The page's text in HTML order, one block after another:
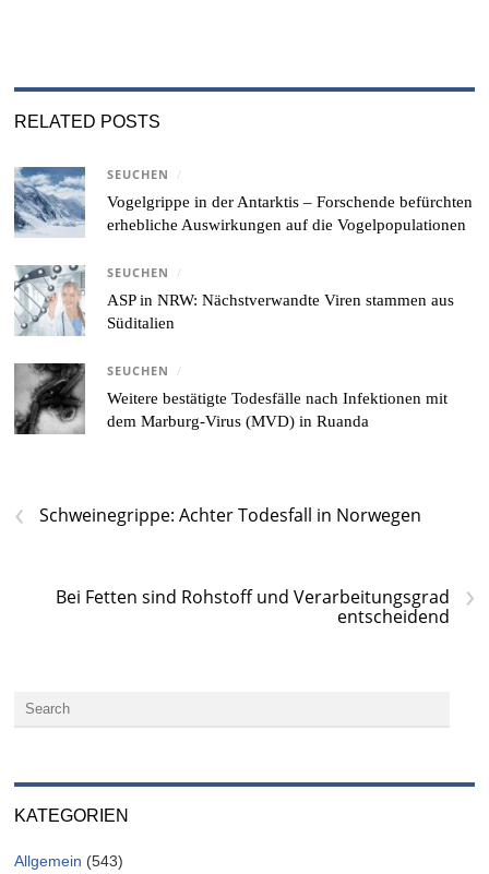
RELATED POSTS
SEUCHEN /
Vogelgrippe in der Antarktis – Forschende befürchten
erhebliche Auswirkungen auf die Vogelpopulationen
SEUCHEN /
ASP in NRW: Nächstverwandte Viren stammen aus
Süditalien
SEUCHEN /
Weitere bestätigte Todesfälle nach Infektionen mit
dem Marburg-Virus (MVD) in Ruanda
‹ Schweinegrippe: Achter Todesfall in Norwegen
›
Bei Fetten sind Rohstoff und Verarbeitungsgrad
entscheidend
KATEGORIEN
Allgemein (543)